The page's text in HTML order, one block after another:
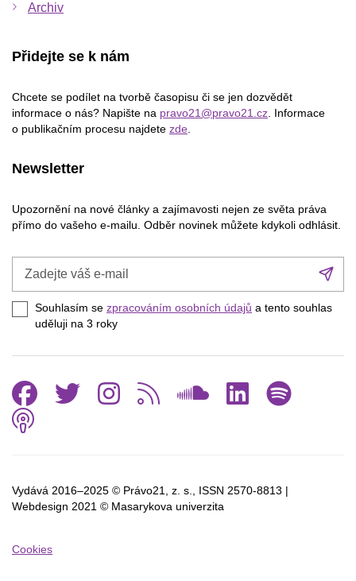
Archiv
Přidejte se k nám
Chcete se podílet na tvorbě časopisu či se jen dozvědět
informace o nás? Napište na pravo21@pravo21.cz . Informace
o publikačním procesu najdete zde
Newsletter
Upozornění na nové články a zajímavosti nejen ze světa práva
přímo do vašeho e-mailu. Odběr novinek můžete kdykoli odhlásit.
e-
mail
Souhlasím se zpracováním osobních údajů a tento souhlas
uděluji na 3 roky
Vydává 2016–2025 © Právo21, z. s., ISSN 2570-8813 |
Webdesign 2021 © Masarykova univerzita
Cookies
Facebook
Twitter
Instagram
RSS
Podcast